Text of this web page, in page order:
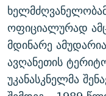
ᲨᲘᲜ - ᲣᲪᲮᲝᲔᲗᲨᲘ
ᲚᲘᲢᲔᲠᲐᲢᲣᲠᲣᲚᲘ
ᲐᲛᲔᲠᲘᲙᲣᲚᲘ
ᲘᲛᲞᲔᲠᲘᲐ ᲓᲐ ᲠᲐᲓᲘᲝ
11 ᲬᲔᲚᲘ - 11 ᲐᲛᲑᲐᲕᲘ
ᲡᲐᲞᲐᲠᲚᲐᲛᲔᲜᲢᲝ
ᲑᲐᲕᲨᲕᲔᲑᲘ
5 ᲐᲛᲑᲐᲕᲘ - 20
რთე/რთ-ის
ოფიციალურად
მდინარე
ავღანეთის
უკანასკნელმა